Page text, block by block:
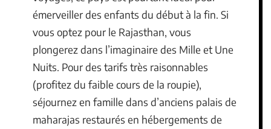
émerveiller des enfants du début à la fin. Si
vous optez pour le Rajasthan, vous
plongerez dans l’imaginaire des Mille et Une
Nuits. Pour des tarifs très raisonnables
(profitez du faible cours de la roupie),
séjournez en famille dans d’anciens palais de
maharajas restaurés en hébergements de